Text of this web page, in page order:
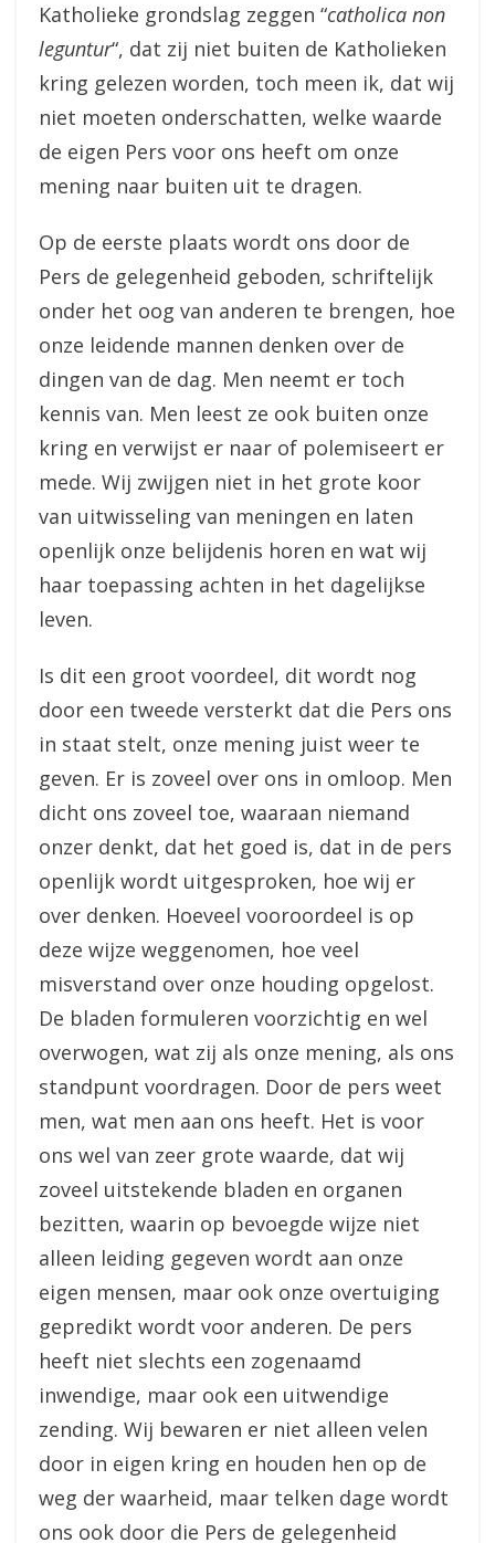
Katholieke grondslag zeggen “catholica non
leguntur“, dat zij niet buiten de Katholieken
kring gelezen worden, toch meen ik, dat wij
niet moeten onderschatten, welke waarde
de eigen Pers voor ons heeft om onze
mening naar buiten uit te dragen.
Op de eerste plaats wordt ons door de
Pers de gelegenheid geboden, schriftelijk
onder het oog van anderen te brengen, hoe
onze leidende mannen denken over de
dingen van de dag. Men neemt er toch
kennis van. Men leest ze ook buiten onze
kring en verwijst er naar of polemiseert er
mede. Wij zwijgen niet in het grote koor
van uitwisseling van meningen en laten
openlijk onze belijdenis horen en wat wij
haar toepassing achten in het dagelijkse
leven.
Is dit een groot voordeel, dit wordt nog
door een tweede versterkt dat die Pers ons
in staat stelt, onze mening juist weer te
geven. Er is zoveel over ons in omloop. Men
dicht ons zoveel toe, waaraan niemand
onzer denkt, dat het goed is, dat in de pers
openlijk wordt uitgesproken, hoe wij er
over denken. Hoeveel vooroordeel is op
deze wijze weggenomen, hoe veel
misverstand over onze houding opgelost.
De bladen formuleren voorzichtig en wel
overwogen, wat zij als onze mening, als ons
standpunt voordragen. Door de pers weet
men, wat men aan ons heeft. Het is voor
ons wel van zeer grote waarde, dat wij
zoveel uitstekende bladen en organen
bezitten, waarin op bevoegde wijze niet
alleen leiding gegeven wordt aan onze
eigen mensen, maar ook onze overtuiging
gepredikt wordt voor anderen. De pers
heeft niet slechts een zogenaamd
inwendige, maar ook een uitwendige
zending. Wij bewaren er niet alleen velen
door in eigen kring en houden hen op de
weg der waarheid, maar telken dage wordt
ons ook door die Pers de gelegenheid